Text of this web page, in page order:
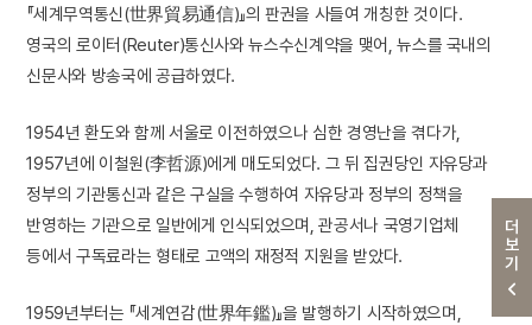
더보기
『세계무역통신(世界貿易通信)』의 판권을 사들여 개칭한 것이다.
영국의 로이터(Reuter)통신사와 뉴스수신계약을 맺어, 뉴스를 국내의
신문사와 방송국에 공급하였다.
1954년 환도와 함께 서울로 이전하였으나 심한 경영난을 겪다가,
1957년에 이철원(李哲源)에게 매도되었다. 그 뒤 집권당인 자유당과
정부의 기관통신과 같은 구실을 수행하여 자유당과 정부의 정책을
반영하는 기관으로 일반에게 인식되었으며, 관공서나 국영기업체
등에서 구독료라는 형태로 고액의 재정적 지원을 받았다.
1959년부터는 『세계연감(世界年鑑)』을 발행하기 시작하였으며,